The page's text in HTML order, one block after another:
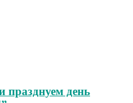
празднуем день